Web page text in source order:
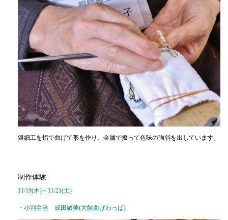
銀細工を指で曲げて形を作り、金属で擦って色味の強弱を出しています。
制作体験
11/19(木)～11/21(土)
・小判弁当 成田敏美(大館曲げわっぱ)